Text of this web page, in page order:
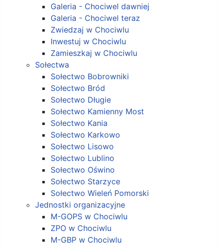
Galeria - Chociwel dawniej
Galeria - Chociwel teraz
Zwiedzaj w Chociwlu
Inwestuj w Chociwlu
Zamieszkaj w Chociwlu
Sołectwa
Sołectwo Bobrowniki
Sołectwo Bród
Sołectwo Długie
Sołectwo Kamienny Most
Sołectwo Kania
Sołectwo Karkowo
Sołectwo Lisowo
Sołectwo Lublino
Sołectwo Oświno
Sołectwo Starzyce
Sołectwo Wieleń Pomorski
Jednostki organizacyjne
M-GOPS w Chociwlu
ZPO w Chociwlu
M-GBP w Chociwlu